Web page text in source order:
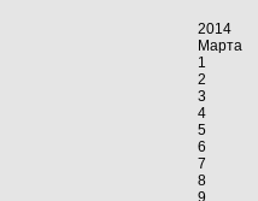
2014
Марта
1
2
3
4
5
6
7
8
9